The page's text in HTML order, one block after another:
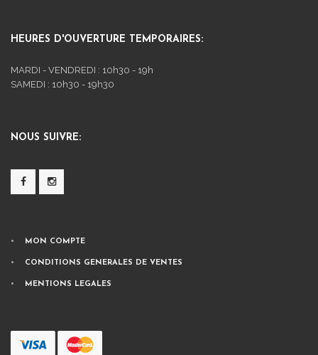
HEURES D'OUVERTURE TEMPORAIRES:
MARDI - VENDREDI : 10h30 - 19h
SAMEDI : 10h30 - 19h30
NOUS SUIVRE:
MON COMPTE
CONDITIONS GENERALES DE VENTES
MENTIONS LEGALES